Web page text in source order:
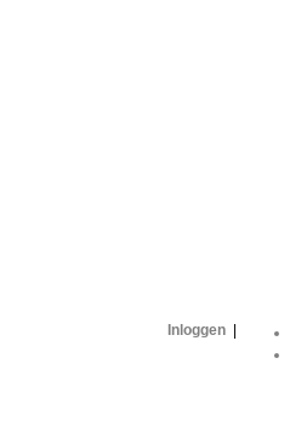
Inloggen